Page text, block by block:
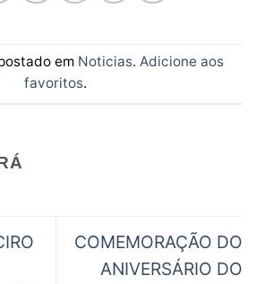
em Noticias. Adicione aos
favoritos.
COMEMORAÇÃO DO
ANIVERSÁRIO DO